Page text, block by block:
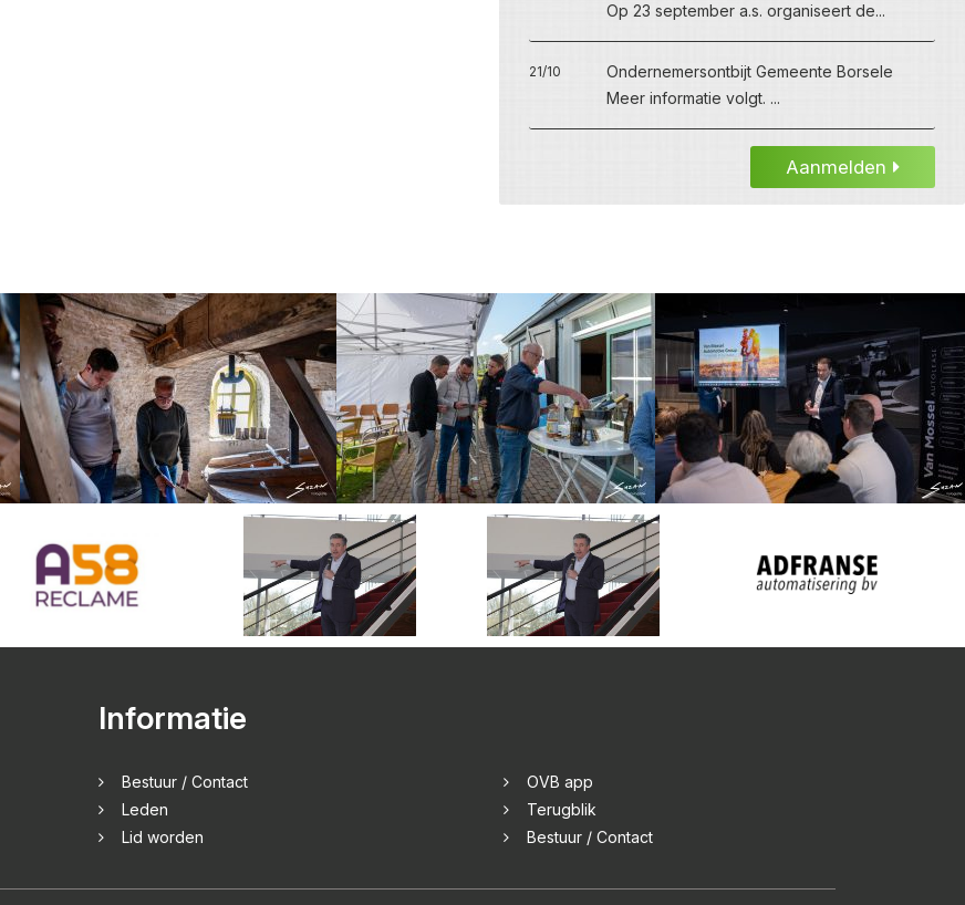
Op 23 september a.s. organiseert de...
21/10
Ondernemersontbijt Gemeente Borsele
Meer informatie volgt. ...
Aanmelden
Informatie
Bestuur / Contact
Leden
Lid worden
OVB app
Terugblik
Bestuur / Contact